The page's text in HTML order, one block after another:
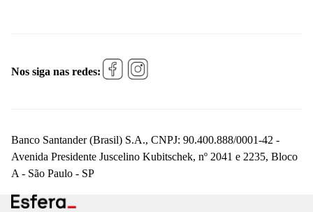
Nos siga nas redes:
Banco Santander (Brasil) S.A., CNPJ: 90.400.888/0001-42 -
Avenida Presidente Juscelino Kubitschek, nº 2041 e 2235, Bloco
A - São Paulo - SP